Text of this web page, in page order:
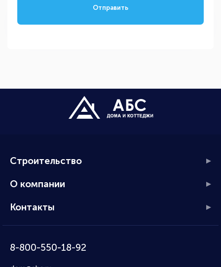
Отправить
Строительство
О компании
Контакты
8-800-550-18-92